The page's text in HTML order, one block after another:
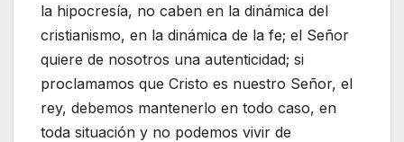
la hipocresía, no caben en la dinámica del
cristianismo, en la dinámica de la fe; el Señor
quiere de nosotros una autenticidad; si
proclamamos que Cristo es nuestro Señor, el
rey, debemos mantenerlo en todo caso, en
toda situación y no podemos vivir de